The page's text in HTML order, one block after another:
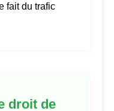
fait du trafic
droit de